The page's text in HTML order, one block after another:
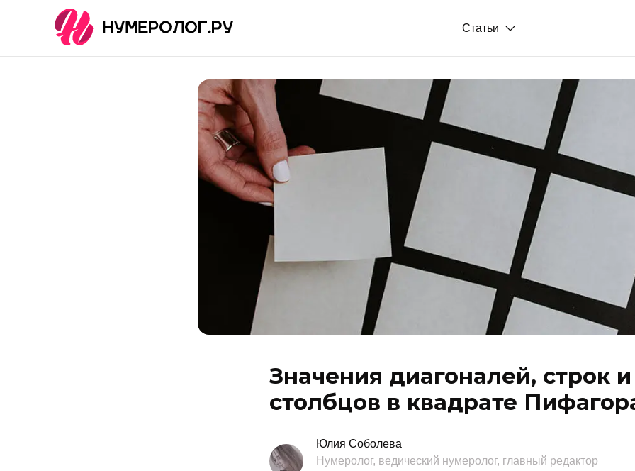
Статьи
Значения диагоналей, строк и
столбцов в квадрате
Юлия Соболева
Нумеролог, ведический нумеролог, главный редактор